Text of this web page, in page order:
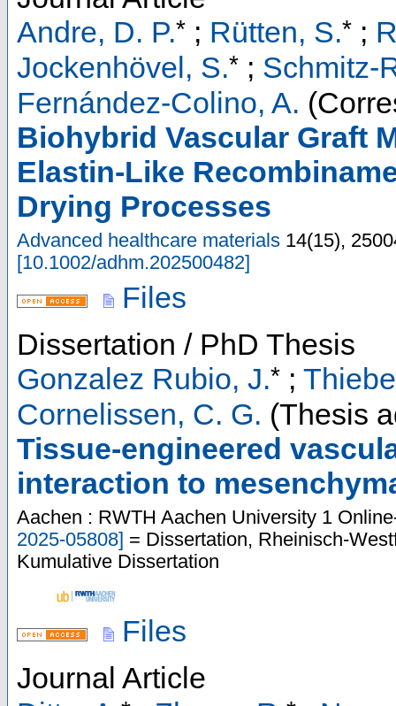
Andre, D. P.* ; Rütten, S.* ;
Jockenhövel, S.* ; Schmitz-
Fernández-Colino, A.
Biohybrid Vascular Graft
Elastin-Like
Drying Processes
Advanced healthcare materials 14(15),
[10.1002/adhm.202500482]
Files
Dissertation / PhD Thesis
Gonzalez Rubio, J.* ;
Cornelissen, C. G. (Thesis
Tissue-engineered
interaction to
Aachen : RWTH Aachen University 1
2025-05808] = Dissertation, Rheinisch-
Kumulative Dissertation
Files
Journal Article